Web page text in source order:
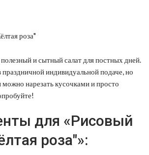
и сытный салат для постных дней.
праздничной индивидуальной подаче, но
можно нарезать кусочками и просто
для «Рисовый
роза"»: